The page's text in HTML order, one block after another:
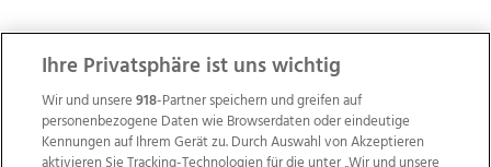
ZUR NACHRICHTENÜBERSICHT
Ihre Privatsphäre ist uns wichtig
Wir und unsere918-Partner speichern und greifen auf
personenbezogene Daten wie Browserdaten oder eindeutige
Kennungen auf Ihrem Gerät zu. Durch Auswahl von Akzeptieren